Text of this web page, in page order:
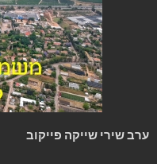
ערב שירי שייקה פייקוב